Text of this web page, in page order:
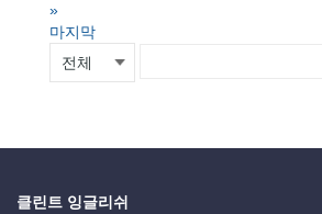
»
마지막
클린트 잉글리쉬